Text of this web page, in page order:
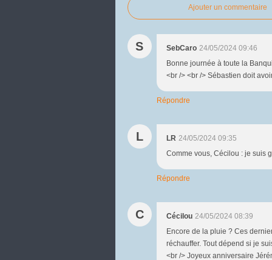
Ajouter un commentaire
S SebCaro 24/05/2024 09:46
Bonne journée à toute la
<br /> <br /> Sébastien doit
Répondre
L LR 24/05/2024 09:35
Comme vous, Cécilou : je suis
Répondre
C Cécilou 24/05/2024 08:39
Encore de la pluie ? Ces
réchauffer. Tout dépend si je
<br /> Joyeux anniversaire